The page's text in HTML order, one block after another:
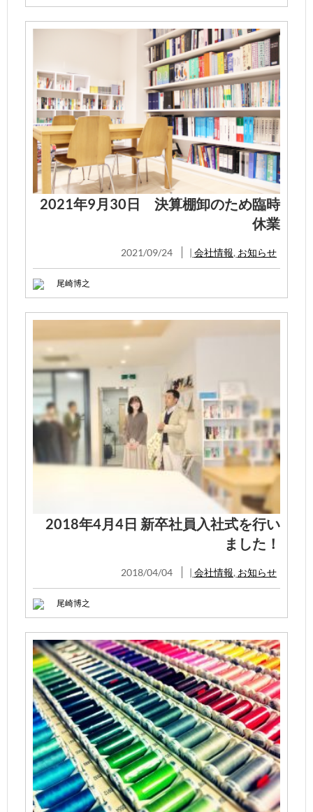
2021年9月30日 決算棚卸のため臨時
休業
2021/09/24 | 会社情報, お知らせ
尾崎博之
2018年4月4日 新卒社員入社式を行い
ました！
2018/04/04 | 会社情報, お知らせ
尾崎博之